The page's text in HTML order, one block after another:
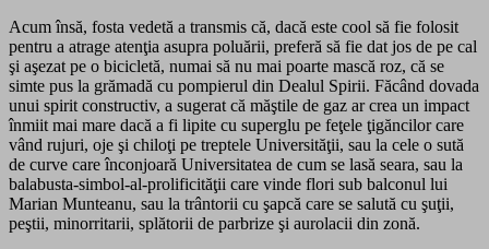
Acum însă, fosta vedetă a transmis că, dacă este cool să fie folosit
pentru a atrage atenţia asupra poluării, preferă să fie dat jos de pe cal
şi aşezat pe o bicicletă, numai să nu mai poarte mască roz, că se
simte pus la grămadă cu pompierul din Dealul Spirii. Făcând dovada
unui spirit constructiv, a sugerat că măştile de gaz ar crea un impact
înmiit mai mare dacă a fi lipite cu superglu pe feţele ţigăncilor care
vând rujuri, oje şi chiloţi pe treptele Universităţii, sau la cele o sută
de curve care înconjoară Universitatea de cum se lasă seara, sau la
balabusta-simbol-al-prolificităţii care vinde flori sub balconul lui
Marian Munteanu, sau la trântorii cu şapcă care se salută cu şuţii,
peştii, minorritarii, splătorii de parbrize şi aurolacii din zonă.